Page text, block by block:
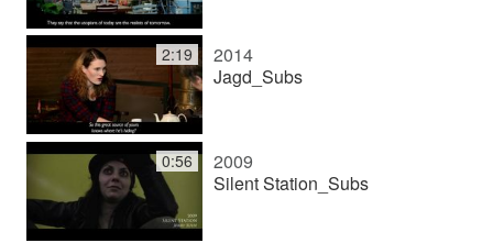
p
i
e
2:19
2014
Jagd_Subs
0:56
2009
Silent Station_Subs